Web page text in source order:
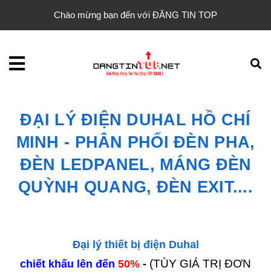
Chào mừng bạn đến với ĐĂNG TIN TOP
ĐẠI LÝ ĐIỆN DUHAL HỒ CHÍ
MINH - PHÂN PHỐI ĐÈN PHA,
ĐÈN LEDPANEL, MÁNG ĐÈN
QUỲNH QUANG, ĐÈN EXIT....
Đại lý thiết bị điện Duhal
chiết khấu lên đến 50% - (TÙY GIÁ TRỊ ĐƠN